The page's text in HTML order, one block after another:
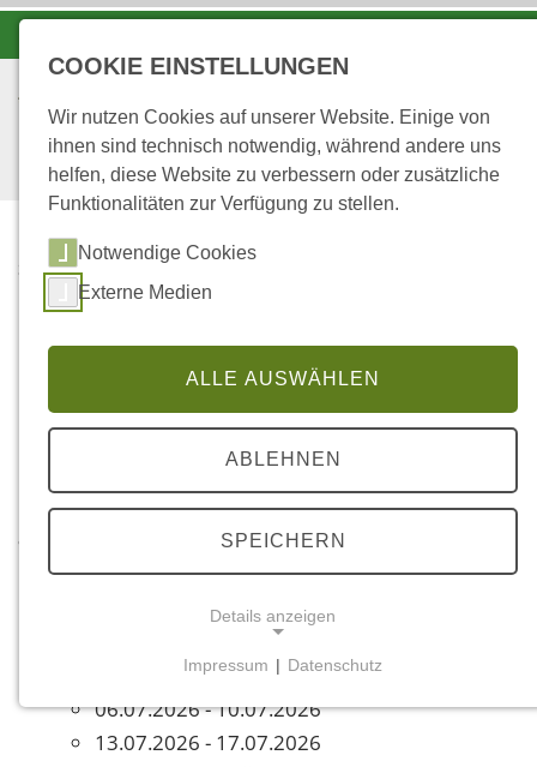
STARTSEITE
...
FERIENFREIZEITEN
Ferienfreizeiten
In 2026 werden folgende Freizeitfreizeiten
angeboten:
Oster-Waldfreizeitfür 8 - 12 Jährige
07.04.2026 - 10.04.2026
Sommer-Ferienwaldfreizeitfür 6 - 10 Jährige
06.07.2026 - 10.07.2026
13.07.2026 - 17.07.2026
COOKIE EINSTELLUNGEN
Wir nutzen Cookies auf unserer Website. Einige von
ihnen sind technisch notwendig, während andere uns
helfen, diese Website zu verbessern oder zusätzliche
Funktionalitäten zur Verfügung zu stellen.
Notwendige Cookies
Externe Medien
ALLE AUSWÄHLEN
ABLEHNEN
SPEICHERN
Details anzeigen
Notwendige Cookies ermöglichen grundlegende
Funktionen und sind für die einwandfreie Funktion
Impressum | Datenschutz